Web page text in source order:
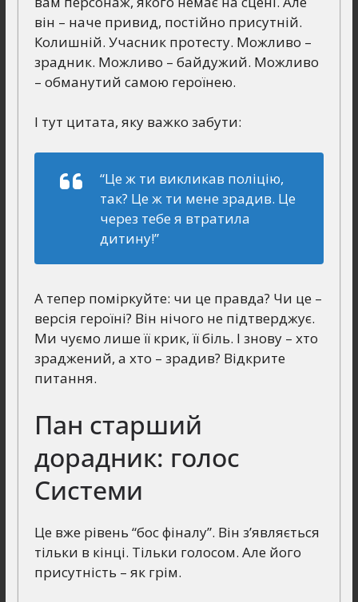
він – наче привид, постійно присутній.
Колишній. Учасник протесту. Можливо –
зрадник. Можливо – байдужий. Можливо
– обманутий самою героїнею.
І тут цитата, яку важко забути:
“Це ж ти викликав поліцію,
так? Це ж ти мене зрадив. Це
через тебе я втратила
дитину!”
А тепер поміркуйте: чи це правда? Чи це –
версія героїні? Він нічого не підтверджує.
Ми чуємо лише її крик, її біль. І знову – хто
зраджений, а хто – зрадив? Відкрите
питання.
Пан старший
дорадник: голос
Системи
Це вже рівень “бос фіналу”. Він з’являється
тільки в кінці. Тільки голосом. Але його
присутність – як грім.